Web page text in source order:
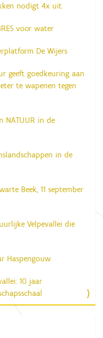
nodigt 4x uit
voor water
De Wijers
geeft goedkeuring aan
te wapenen tegen
NATUUR in de
in de
Beek, 11 september
Velpevallei die
Haspengouw
10 jaar